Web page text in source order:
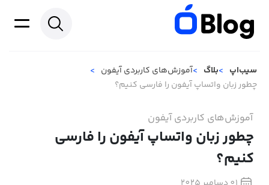
سیب‌اپ بلاگ
آموزش‌های کاربردی آیفون
چطور زبان واتساپ آیفون را فارسی کنیم؟
آموزش‌های کاربردی آیفون
چطور زبان واتساپ آیفون را فارسی
کنیم؟